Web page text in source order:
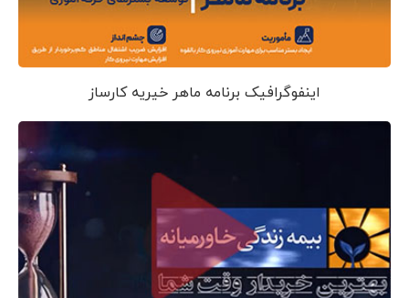
اینفوگرافیک برنامه ماهر خیریه کارساز